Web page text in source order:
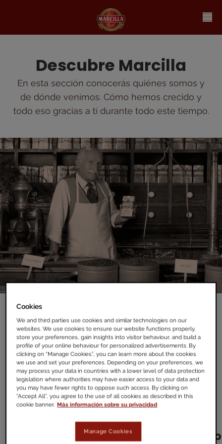
Descubre Marcilla
En esta sección conocerás quiénes somos y
de dónde venimos. Cómo hemos crecido y
todo eso gracias a tí durante todo este tiempo.
IniciosNuestra personalidadNuestra historia
Inicios
Cookies
We and third parties use cookies and similar technologies on our
websites. We use cookies to ensure our website functions properly,
store your preferences, gain insights into visitor behaviour, and build a
profile of your online behaviour for personalized advertisements. By
clicking on “Manage Cookies”, you can learn more about the cookies
we use and set your preferences. Depending on your preferences, we
may process your data in countries with a lower level of data protection
legislation where authorities may have easier access to your data and
you may have fewer rights to oppose such access. By clicking on
“Accept All”, you agree to the use of all cookies as described in this
cookie banner. Más información sobre su privacidad
Manage Cookies